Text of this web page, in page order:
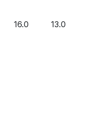
16.0 13.0